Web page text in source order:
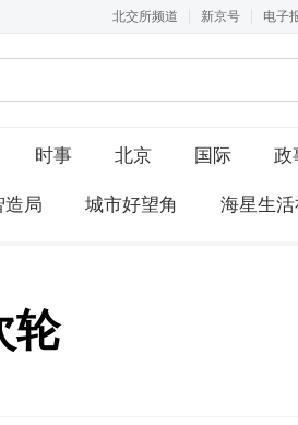
北交所频道 新京号 电子
时事 北京 国际 政
造局 城市好望角 海星生活
轮